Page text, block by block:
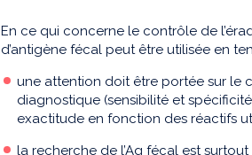
En ce qui concerne le contrôle de
d’antigène fécal peut être utilisée en
une attention doit être portée sur le
diagnostique (sensibilité et
exactitude en fonction des réactifs
la recherche de l’Ag fécal est